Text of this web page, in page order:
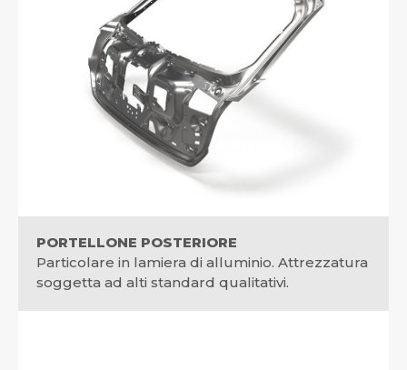
PORTELLONE POSTERIORE
Particolare in lamiera di alluminio. Attrezzatura
soggetta ad alti standard qualitativi.